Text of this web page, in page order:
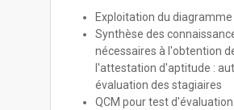
Exploitation du
Synthèse des
nécessaires à l'obtention
l'attestation d'aptitude :
évaluation des stagiaires
QCM pour test